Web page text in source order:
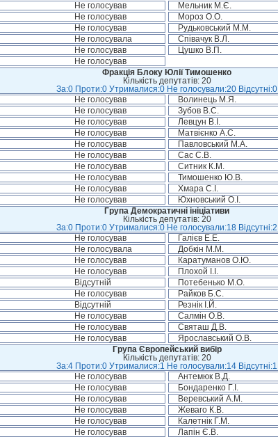
Не голосував Мельник М.Є.
Не голосував Мороз О.О.
Не голосував Рудьковський М.М.
Не голосувала Співачук В.Л.
Не голосував Цушко В.П.
Не голосував
Фракція Блоку Юлії Тимошенко
Кількість депутатів: 20
За:0 Проти:0 Утрималися:0 Не голосували:20 Відсутні:0
Не голосував Волинець М.Я.
Не голосував Зубов В.С.
Не голосував Левцун В.І.
Не голосував Матвієнко А.С.
Не голосував Павловський М.А.
Не голосував Сас С.В.
Не голосував Ситник К.М.
Не голосував Тимошенко Ю.В.
Не голосував Хмара С.І.
Не голосував Юхновський О.І.
Група Демократичні ініціативи
Кількість депутатів: 20
За:0 Проти:0 Утрималися:0 Не голосували:18 Відсутні:2
Не голосував Галієв Е.Е.
Не голосувала Добкін М.М.
Не голосував Каратуманов О.Ю.
Не голосував Плохой І.І.
Відсутній Потебенько М.О.
Не голосував Райков Б.С.
Відсутній Резнік І.Й.
Не голосував Салмін О.В.
Не голосував Святаш Д.В.
Не голосував Ярославський О.В.
Група Європейський вибір
Кількість депутатів: 20
За:4 Проти:0 Утрималися:1 Не голосували:14 Відсутні:1
Не голосував Антемюк В.Д.
Не голосував Бондаренко Г.І.
Не голосував Веревський А.М.
Не голосував Жеваго К.В.
Не голосував Калетнік Г.М.
Не голосував Лапін Є.В.